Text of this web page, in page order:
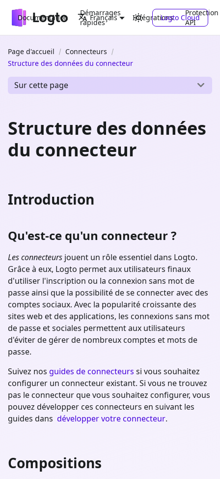
Documentation
Démarrages
rapides
Intégrations
Protection
API
Français Logto Cloud
Page d'accueil
Connecteurs
Structure des données du connecteur
Sur cette page
Structure des données
du connecteur
Introduction
Qu'est-ce qu'un connecteur ?
Les connecteurs jouent un rôle essentiel dans Logto.
Grâce à eux, Logto permet aux utilisateurs finaux
d'utiliser l'inscription ou la connexion sans mot de
passe ainsi que la possibilité de se connecter avec des
comptes sociaux. Avec la popularité croissante des
sites web et des applications, les connexions sans mot
de passe et sociales permettent aux utilisateurs
d'éviter de gérer de nombreux comptes et mots de
passe.
Suivez nos guides de connecteurs si vous souhaitez
configurer un connecteur existant. Si vous ne trouvez
pas le connecteur que vous souhaitez configurer, vous
pouvez développer ces connecteurs en suivant les
guides dans développer votre connecteur.
Compositions